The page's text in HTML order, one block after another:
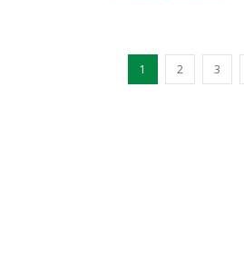
1 2 3